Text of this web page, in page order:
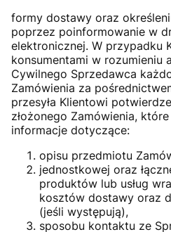
formy dostawy oraz
poprzez poinformowanie w
elektronicznej. W przypadku
konsumentami w rozumieniu
Cywilnego Sprzedawca
Zamówienia za
przesyła Klientowi
złożonego Zamówienia,
informacje dotyczące:
opisu przedmiotu
jednostkowej oraz
produktów lub usług
kosztów dostawy oraz
(jeśli występują),
sposobu kontaktu ze